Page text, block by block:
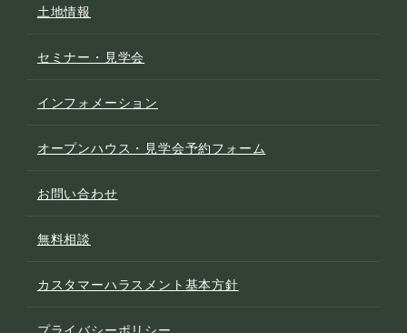
土地情報
セミナー・見学会
インフォメーション
オープンハウス・見学会予約フォーム
お問い合わせ
無料相談
カスタマーハラスメント基本方針
プライバシーポリシー